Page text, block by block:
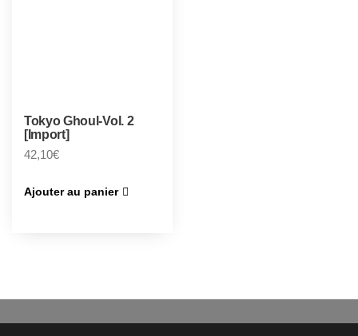
Tokyo Ghoul-Vol. 2
[Import]
42,10€
Ajouter au panier